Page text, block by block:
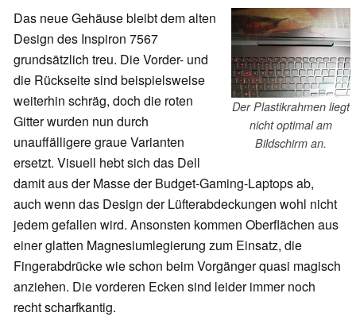
Der Plastikrahmen liegt
nicht optimal am
Bildschirm an.
Das neue Gehäuse bleibt dem alten
Design des Inspiron 7567
grundsätzlich treu. Die Vorder- und
die Rückseite sind beispielsweise
weiterhin schräg, doch die roten
Gitter wurden nun durch
unauffälligere graue Varianten
ersetzt. Visuell hebt sich das Dell
damit aus der Masse der Budget-Gaming-Laptops ab,
auch wenn das Design der Lüfterabdeckungen wohl nicht
jedem gefallen wird. Ansonsten kommen Oberflächen aus
einer glatten Magnesiumlegierung zum Einsatz, die
Fingerabdrücke wie schon beim Vorgänger quasi magisch
anziehen. Die vorderen Ecken sind leider immer noch
recht scharfkantig.